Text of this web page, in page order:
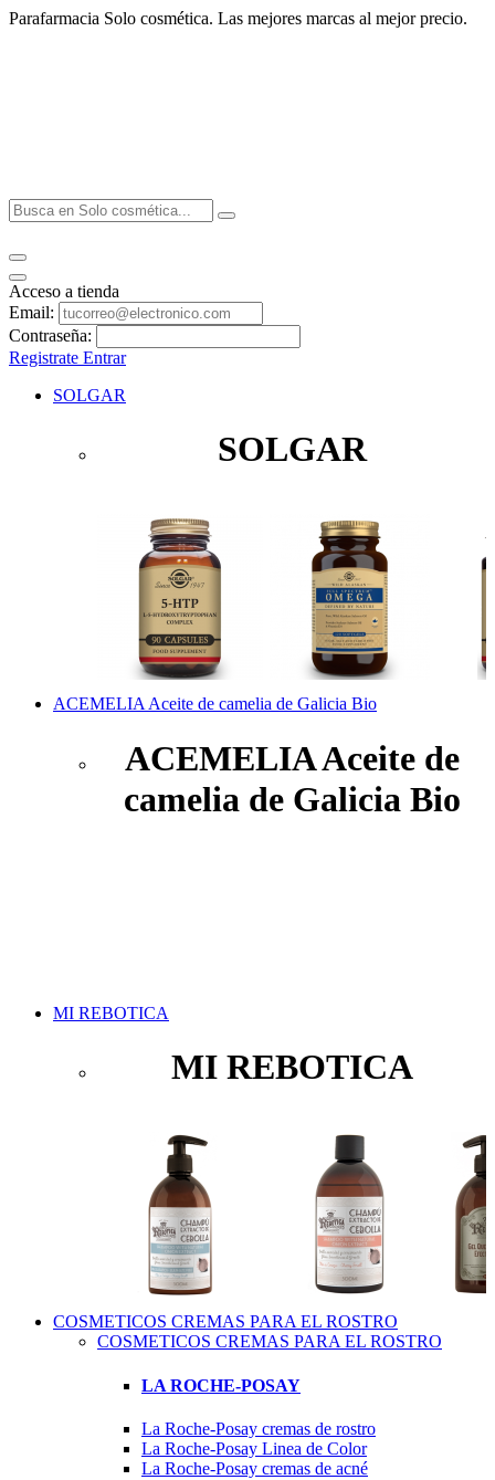
Parafarmacia Solo cosmética. Las mejores marcas al mejor precio.
Acceso a tienda
Email:
Contraseña:
Registrate Entrar
SOLGAR
SOLGAR
ACEMELIA Aceite de camelia de Galicia Bio
ACEMELIA Aceite de
camelia de Galicia Bio
MI REBOTICA
MI REBOTICA
COSMETICOS CREMAS PARA EL ROSTRO
COSMETICOS CREMAS PARA EL ROSTRO
LA ROCHE-POSAY
La Roche-Posay cremas de rostro
La Roche-Posay Linea de Color
La Roche-Posay cremas de acné